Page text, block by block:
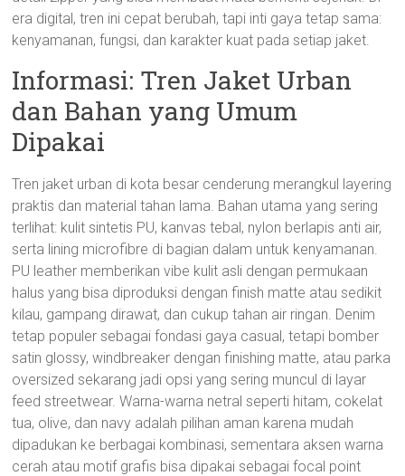
era digital, tren ini cepat berubah, tapi inti gaya tetap sama:
kenyamanan, fungsi, dan karakter kuat pada setiap jaket.
Informasi: Tren Jaket Urban
dan Bahan yang Umum
Dipakai
Tren jaket urban di kota besar cenderung merangkul layering
praktis dan material tahan lama. Bahan utama yang sering
terlihat: kulit sintetis PU, kanvas tebal, nylon berlapis anti air,
serta lining microfibre di bagian dalam untuk kenyamanan.
PU leather memberikan vibe kulit asli dengan permukaan
halus yang bisa diproduksi dengan finish matte atau sedikit
kilau, gampang dirawat, dan cukup tahan air ringan. Denim
tetap populer sebagai fondasi gaya casual, tetapi bomber
satin glossy, windbreaker dengan finishing matte, atau parka
oversized sekarang jadi opsi yang sering muncul di layar
feed streetwear. Warna-warna netral seperti hitam, cokelat
tua, olive, dan navy adalah pilihan aman karena mudah
dipadukan ke berbagai kombinasi, sementara aksen warna
cerah atau motif grafis bisa dipakai sebagai focal point